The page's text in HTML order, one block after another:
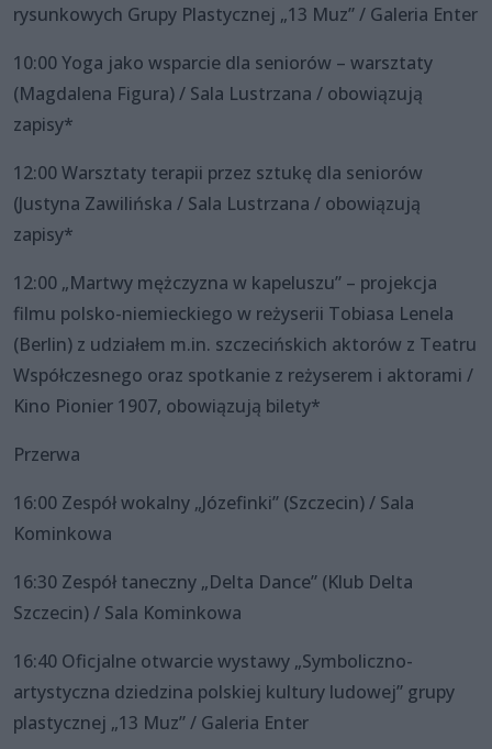
rysunkowych Grupy Plastycznej „13 Muz” / Galeria Enter
10:00 Yoga jako wsparcie dla seniorów – warsztaty
(Magdalena Figura) / Sala Lustrzana / obowiązują
zapisy*
12:00 Warsztaty terapii przez sztukę dla seniorów
(Justyna Zawilińska / Sala Lustrzana / obowiązują
zapisy*
12:00 „Martwy mężczyzna w kapeluszu” – projekcja
filmu polsko-niemieckiego w reżyserii Tobiasa Lenela
(Berlin) z udziałem m.in. szczecińskich aktorów z Teatru
Współczesnego oraz spotkanie z reżyserem i aktorami /
Kino Pionier 1907, obowiązują bilety*
Przerwa
16:00 Zespół wokalny „Józefinki” (Szczecin) / Sala
Kominkowa
16:30 Zespół taneczny „Delta Dance” (Klub Delta
Szczecin) / Sala Kominkowa
16:40 Oficjalne otwarcie wystawy „Symboliczno-
artystyczna dziedzina polskiej kultury ludowej” grupy
plastycznej „13 Muz” / Galeria Enter